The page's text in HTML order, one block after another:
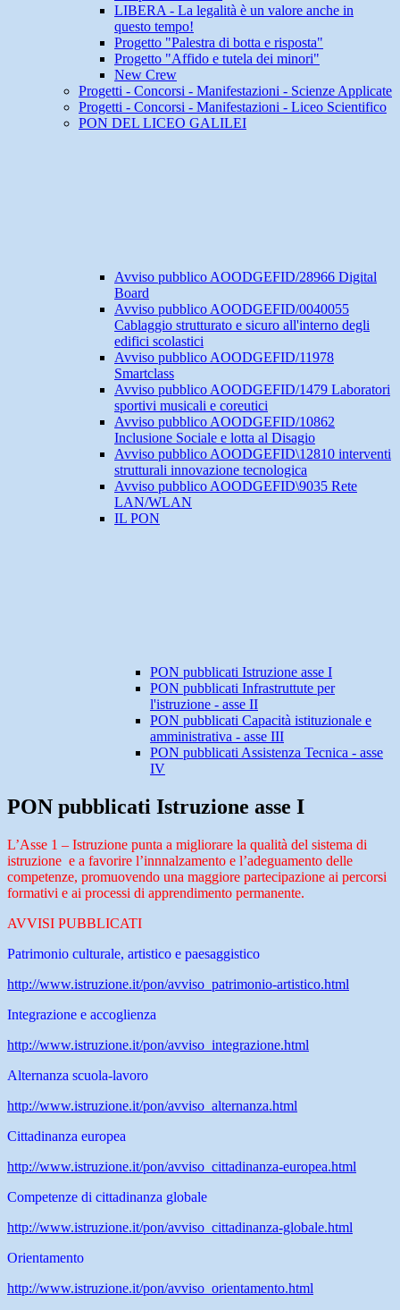
LIBERA - La legalità è un valore anche in
questo tempo!
Progetto "Palestra di botta e risposta"
Progetto "Affido e tutela dei minori"
New Crew
Progetti - Concorsi - Manifestazioni - Scienze Applicate
Progetti - Concorsi - Manifestazioni - Liceo Scientifico
PON DEL LICEO GALILEI
Avviso pubblico AOODGEFID/28966 Digital
Board
Avviso pubblico AOODGEFID/0040055
Cablaggio strutturato e sicuro all'interno degli
edifici scolastici
Avviso pubblico AOODGEFID/11978
Smartclass
Avviso pubblico AOODGEFID/1479 Laboratori
sportivi musicali e coreutici
Avviso pubblico AOODGEFID/10862
Inclusione Sociale e lotta al Disagio
Avviso pubblico AOODGEFID\12810 interventi
strutturali innovazione tecnologica
Avviso pubblico AOODGEFID\9035 Rete
LAN/WLAN
IL PON
PON pubblicati Istruzione asse I
PON pubblicati Infrastruttute per
l'istruzione - asse II
PON pubblicati Capacità istituzionale e
amministrativa - asse III
PON pubblicati Assistenza Tecnica - asse
IV
PON pubblicati Istruzione asse I
L’Asse 1 – Istruzione punta a migliorare la qualità del sistema di
istruzione e a favorire l’innnalzamento e l’adeguamento delle
competenze, promuovendo una maggiore partecipazione ai percorsi
formativi e ai processi di apprendimento permanente.
AVVISI PUBBLICATI
Patrimonio culturale, artistico e paesaggistico
http://www.istruzione.it/pon/avviso_patrimonio-artistico.html
Integrazione e accoglienza
http://www.istruzione.it/pon/avviso_integrazione.html
Alternanza scuola-lavoro
http://www.istruzione.it/pon/avviso_alternanza.html
Cittadinanza europea
http://www.istruzione.it/pon/avviso_cittadinanza-europea.html
Competenze di cittadinanza globale
http://www.istruzione.it/pon/avviso_cittadinanza-globale.html
Orientamento
http://www.istruzione.it/pon/avviso_orientamento.html